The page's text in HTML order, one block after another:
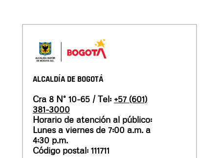
ALCALDÍA DE BOGOTÁ
Cra 8 N° 10-65 / Tel: +57 (601)
381-3000
Horario de atención al público:
Lunes a viernes de 7:00 a.m. a
4:30 p.m.
Código postal: 111711